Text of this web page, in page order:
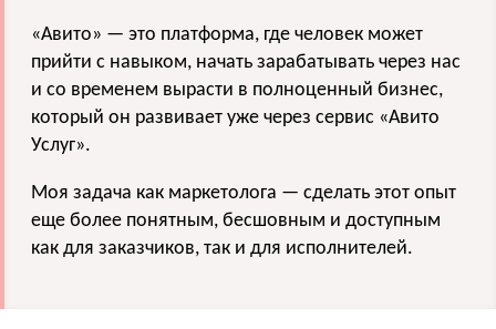
«Авито» — это платформа, где человек может
прийти с навыком, начать зарабатывать через нас
и со временем вырасти в полноценный бизнес,
который он развивает уже через сервис «Авито
Услуг».
Моя задача как маркетолога — сделать этот опыт
еще более понятным, бесшовным и доступным
как для заказчиков, так и для исполнителей.